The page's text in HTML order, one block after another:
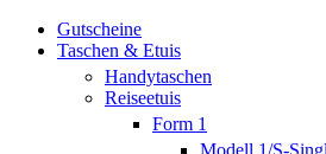
Gutscheine
Taschen & Etuis
Handytaschen
Reiseetuis
Form 1
Modell 1/S-